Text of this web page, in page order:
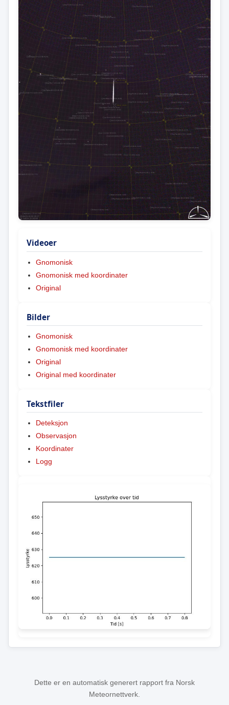
Videoer
Gnomonisk
Gnomonisk med koordinater
Original
Bilder
Gnomonisk
Gnomonisk med koordinater
Original
Original med koordinater
Tekstfiler
Deteksjon
Observasjon
Koordinater
Logg
Dette er en automatisk generert rapport fra Norsk
Meteornettverk.